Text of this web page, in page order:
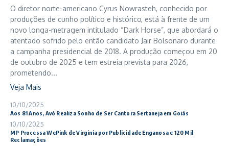
O diretor norte-americano Cyrus Nowrasteh, conhecido por
produções de cunho político e histórico, está à frente de um
novo longa-metragem intitulado “Dark Horse”, que abordará o
atentado sofrido pelo então candidato Jair Bolsonaro durante
a campanha presidencial de 2018. A produção começou em 20
de outubro de 2025 e tem estreia prevista para 2026,
prometendo...
Veja Mais
10/10/2025
Aos 81 Anos, Avó Realiza Sonho de Ser Cantora Sertaneja em Goiás
10/10/2025
MP Processa WePink de Virginia por Publicidade Enganosa e 120 Mil
Reclamações